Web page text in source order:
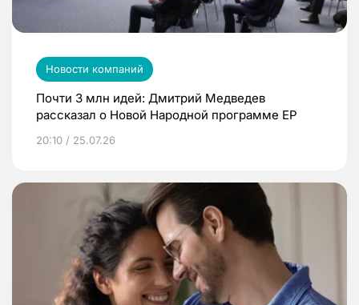
Новости компаний
Почти 3 млн идей: Дмитрий Медведев
рассказал о Новой Народной программе ЕР
20:10 / 25.07.26